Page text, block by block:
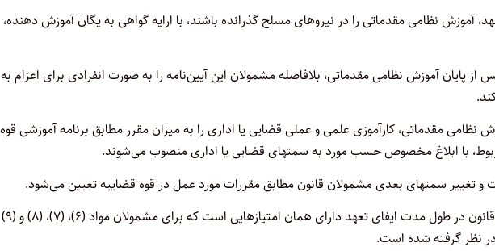
تعهد، آموزش نظامی مقدماتی را در نیروهای مسلح گذرانده باشند، با ارایه گواهی به یگان آموزش دهنده،
از پایان آموزش نظامی مقدماتی، بلافاصله مشمولان این آیین‌نامه را به صورت انفرادی برای اعزام به
نظامی مقدماتی، کارآموزی علمی و عملی قضایی یا اداری را به میزان مقرر مطابق برنامه آموزشی قوه
با ابلاغ مخصوص حسب مورد به سمتهای قضایی یا اداری منصوب می‌شوند.
تغییر سمتهای بعدی مشمولان قانون مطابق مقررات مورد عمل در قوه قضاییه تعیین می‌شود.
‌ماده ۱۲ – گواهی اشتغال به خدمت مشمولان قانون در طول مدت ایفای تعهد دارای همان امتیازهایی است که برای مشمولان مواد (۶)، (۷)، (۸) و (۹)